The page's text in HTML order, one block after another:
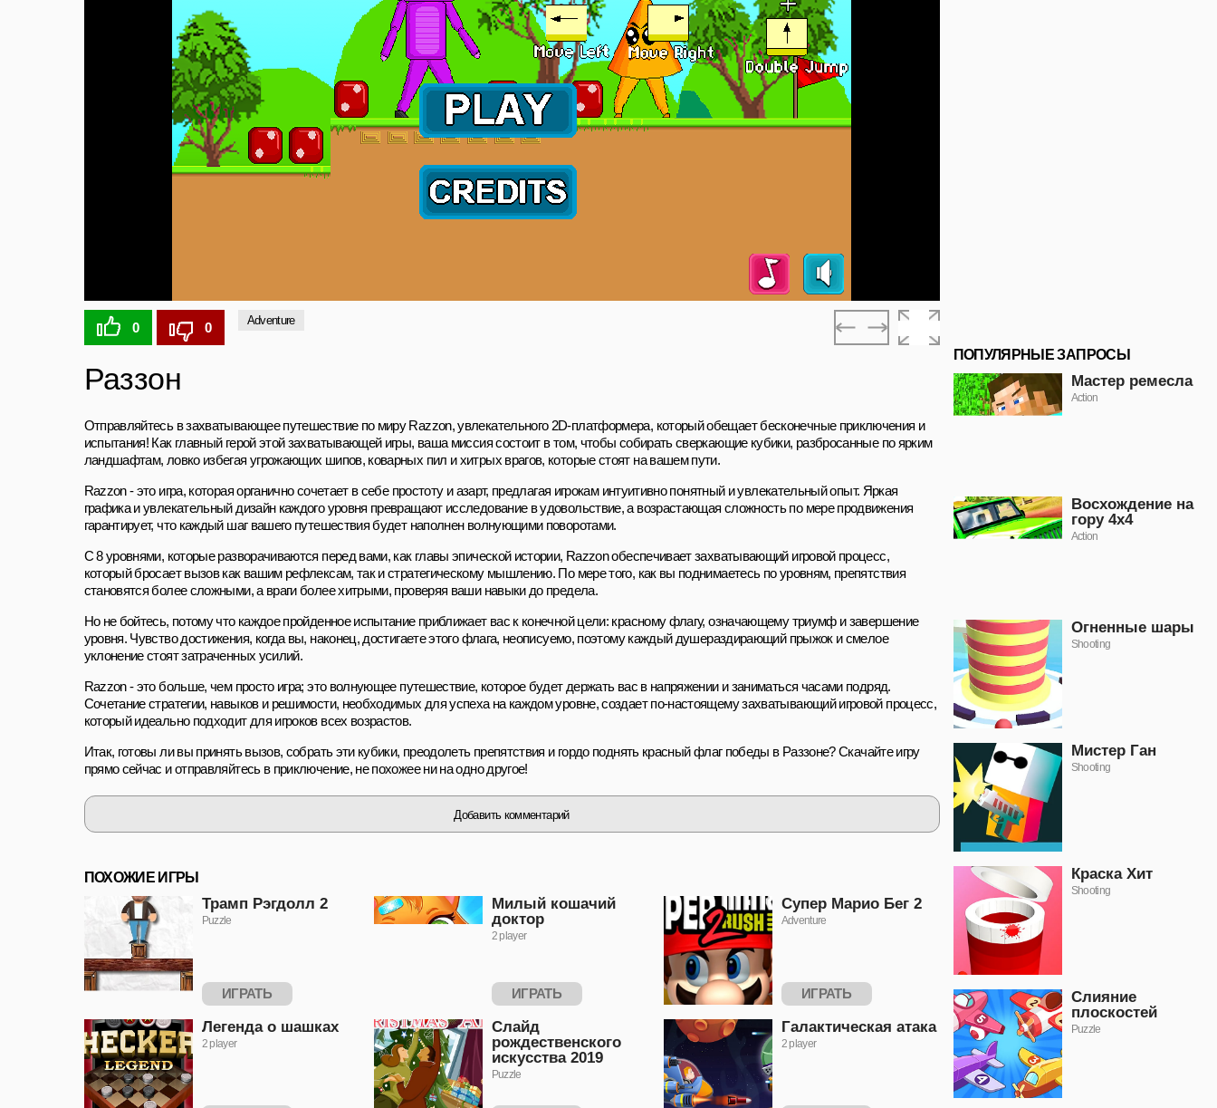
0 0 Adventure
Раззон
Отправляйтесь в захватывающее путешествие по миру Razzon, увлекательного 2D-платформера, который обещает бесконечные приключения и
испытания! Как главный герой этой захватывающей игры, ваша миссия состоит в том, чтобы собирать сверкающие кубики, разбросанные по ярким
ландшафтам, ловко избегая угрожающих шипов, коварных пил и хитрых врагов, которые стоят на вашем пути.
Razzon - это игра, которая органично сочетает в себе простоту и азарт, предлагая игрокам интуитивно понятный и увлекательный опыт. Яркая
графика и увлекательный дизайн каждого уровня превращают исследование в удовольствие, а возрастающая сложность по мере продвижения
гарантирует, что каждый шаг вашего путешествия будет наполнен волнующими поворотами.
С 8 уровнями, которые разворачиваются перед вами, как главы эпической истории, Razzon обеспечивает захватывающий игровой процесс,
который бросает вызов как вашим рефлексам, так и стратегическому мышлению. По мере того, как вы поднимаетесь по уровням, препятствия
становятся более сложными, а враги более хитрыми, проверяя ваши навыки до предела.
Но не бойтесь, потому что каждое пройденное испытание приближает вас к конечной цели: красному флагу, означающему триумф и завершение
уровня. Чувство достижения, когда вы, наконец, достигаете этого флага, неописуемо, поэтому каждый душераздирающий прыжок и смелое
уклонение стоят затраченных усилий.
Razzon - это больше, чем просто игра; это волнующее путешествие, которое будет держать вас в напряжении и заниматься часами подряд.
Сочетание стратегии, навыков и решимости, необходимых для успеха на каждом уровне, создает по-настоящему захватывающий игровой процесс,
который идеально подходит для игроков всех возрастов.
Итак, готовы ли вы принять вызов, собрать эти кубики, преодолеть препятствия и гордо поднять красный флаг победы в Раззоне? Скачайте игру
прямо сейчас и отправляйтесь в приключение, не похожее ни на одно другое!
Добавить комментарий
ПОХОЖИЕ ИГРЫ
Трамп Рэгдолл 2
Puzzle
ИГРАТЬ
Милый кошачий
доктор
2 player
ИГРАТЬ
Супер Марио Бег 2
Adventure
ИГРАТЬ
Легенда о шашках
2 player
Слайд
рождественского
искусства 2019
Puzzle
Галактическая атака
2 player
ПОПУЛЯРНЫЕ ЗАПРОСЫ
Мастер ремесла
Action
Восхождение на
гору 4x4
Action
Огненные шары
Shooting
Мистер Ган
Shooting
Краска Хит
Shooting
Слияние
плоскостей
Puzzle